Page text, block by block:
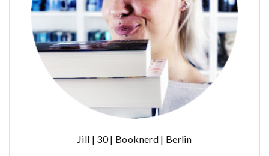
Jill | 30 | Booknerd | Berlin